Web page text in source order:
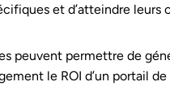
et d’atteindre leurs
peuvent permettre de
le ROI d’un portail de